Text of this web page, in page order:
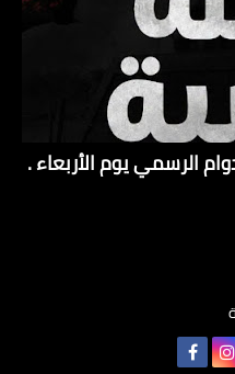
الرسمي يوم الأربعاء .